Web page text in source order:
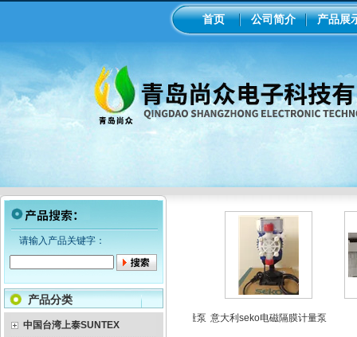
首页 公司简介 产品展
请输入产品关键字：
产品分类
中国台湾上泰SUNTEX
ph/orp计变送器 美国米顿罗机械隔膜计量泵 意大利seko电磁隔膜计量泵